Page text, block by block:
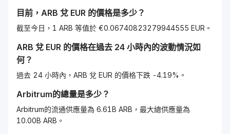
目前， ARB 兌 EUR 的價格是多少？
截至今日，1 ARB 等值於 €0.06740823279944555 EUR。
ARB 兌 EUR 的價格在過去 24 小時內的波動情況如
何？
過去 24 小時內，ARB 兌 EUR 的價格下跌 -4.19%。
Arbitrum的總量是多少？
Arbitrum的流通供應量為 6.61B ARB，最大總供應量為
10.00B ARB。